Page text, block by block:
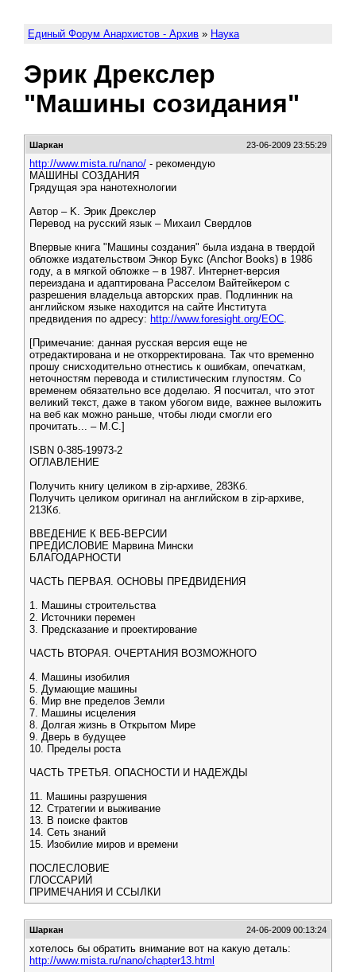
Единый Форум Анархистов - Архив » Наука
Эрик Дрекслер
"Машины созидания"
Шаркан 23-06-2009 23:55:29
http://www.mista.ru/nano/ - рекомендую
МАШИНЫ СОЗДАНИЯ
Грядущая эра нанотехнологии
Автор – K. Эрик Дрекслер
Перевод на русский язык – Михаил Свердлов
Впервые книга "Машины создания" была издана в твердой
обложке издательством Энкор Букс (Anchor Books) в 1986
году, а в мягкой обложке – в 1987. Интернет-версия
переиздана и адаптирована Расселом Вайтейкером с
разрешения владельца авторских прав. Подлинник на
английском языке находится на сайте Института
предвидения по адресу: http://www.foresight.org/EOC.
[Примечание: данная русская версия еще не
отредактирована и не откорректирована. Так что временно
прошу снисходительно отнестись к ошибкам, опечаткам,
неточностям перевода и стилистическим глупостям. Со
временем обязательно все доделаю. Я посчитал, что этот
великий текст, даже в таком убогом виде, важнее выложить
на веб как можно раньше, чтобы люди смогли его
прочитать... – М.С.]
ISBN 0-385-19973-2
ОГЛАВЛЕНИЕ
Получить книгу целиком в zip-архиве, 283Кб.
Получить целиком оригинал на английском в zip-архиве,
213Кб.
ВВЕДЕНИЕ К ВЕБ-ВЕРСИИ
ПРЕДИСЛОВИЕ Марвина Мински
БЛАГОДАРНОСТИ
ЧАСТЬ ПЕРВАЯ. ОСНОВЫ ПРЕДВИДЕНИЯ
1. Машины строительства
2. Источники перемен
3. Предсказание и проектирование
ЧАСТЬ ВТОРАЯ. ОЧЕРТАНИЯ ВОЗМОЖНОГО
4. Машины изобилия
5. Думающие машины
6. Мир вне пределов Земли
7. Машины исцеления
8. Долгая жизнь в Открытом Мире
9. Дверь в будущее
10. Пределы роста
ЧАСТЬ ТРЕТЬЯ. ОПАСНОСТИ И НАДЕЖДЫ
11. Машины разрушения
12. Стратегии и выживание
13. В поиске фактов
14. Сеть знаний
15. Изобилие миров и времени
ПОСЛЕСЛОВИЕ
ГЛОССАРИЙ
ПРИМЕЧАНИЯ И ССЫЛКИ
Шаркан 24-06-2009 00:13:24
хотелось бы обратить внимание вот на какую деталь:
http://www.mista.ru/nano/chapter13.html